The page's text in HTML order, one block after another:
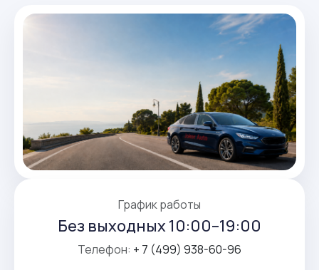
График работы
Без выходных 10:00–19:00
Телефон: + 7 (499) 938-60-96